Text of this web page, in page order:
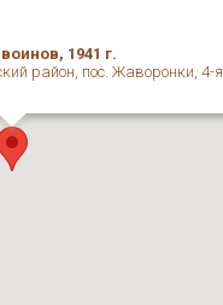
1941 г.
район, пос. Жаворонки, 4-я